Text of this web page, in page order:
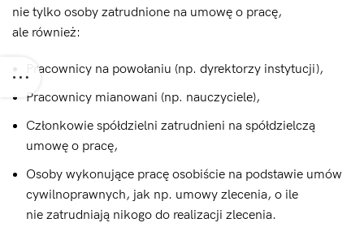
nie tylko osoby zatrudnione na umowę o pracę,
ale również:
Pracownicy na powołaniu (np. dyrektorzy instytucji),
Pracownicy mianowani (np. nauczyciele),
Członkowie spółdzielni zatrudnieni na spółdzielczą
umowę o pracę,
Osoby wykonujące pracę osobiście na podstawie umów
cywilnoprawnych, jak np. umowy zlecenia, o ile
nie zatrudniają nikogo do realizacji zlecenia.